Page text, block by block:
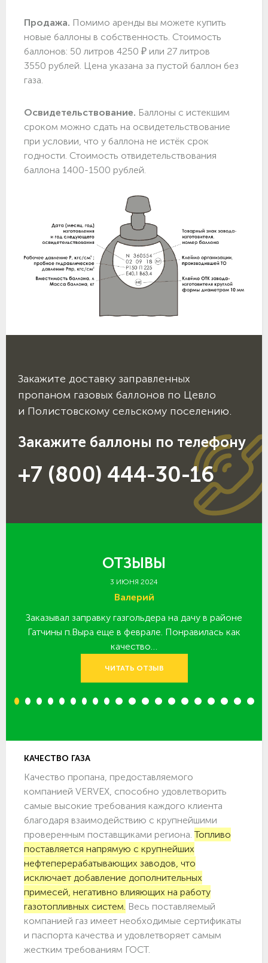
Продажа. Помимо аренды вы можете купить
новые баллоны в собственность. Стоимость
баллонов: 50 литров 4250 ₽ или 27 литров
3550 рублей. Цена указана за пустой баллон без
газа.
Освидетельствование. Баллоны с истекшим
сроком можно сдать на освидетельствование
при условии, что у баллона не истёк срок
годности. Стоимость отвидетельствования
баллона 1400-1500 рублей.
Закажите доставку заправленных
пропаном газовых баллонов по Цевло
и Полистовскому сельскому поселению.
Закажите баллоны по телефону
+7 (800) 444-30-16
ОТЗЫВЫ
3 ИЮНЯ 2024
Валерий
Заказывал заправку газгольдера на дачу в районе
Гатчины п.Выра еще в феврале. Понравилась как
качество…
ЧИТАТЬ ОТЗЫВ
1 2 3 4 5 6 7 8 9 10 11 12 13 14 15 16 17 18 19 20
КАЧЕСТВО ГАЗА
Качество пропана, предоставляемого
компанией VERVEX, способно удовлетворить
самые высокие требования каждого клиента
благодаря взаимодействию с крупнейшими
проверенным поставщиками региона.Топливо
поставляется напрямую с крупнейших
нефтеперерабатывающих заводов, что
исключает добавление дополнительных
примесей, негативно влияющих на работу
газотопливных систем. Весь поставляемый
компанией газ имеет необходимые сертификаты
и паспорта качества и удовлетворяет самым
жестким требованиям ГОСТ.